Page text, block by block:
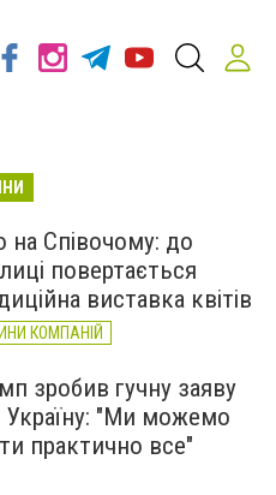
на Співочому: до
повертається
виставка квітів
КОМПАНІЙ
зробив гучну заяву
Україну: "Ми можемо
практично все"